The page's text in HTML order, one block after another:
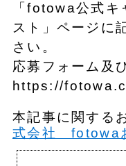
「fotowa公式キ
スト」ページに
さい。
応募フォーム及
https://
本記事に関する
式会社 fotowa